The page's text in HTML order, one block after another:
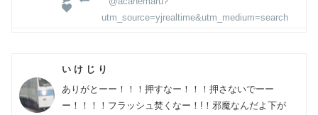
utm_source=yjrealtime&utm_medium=search
い け じ り
ありがとーー！！！押すなー！！！押さないでーー
ー！！！！フラッシュ焚くなー！!！邪魔なんだよ下が